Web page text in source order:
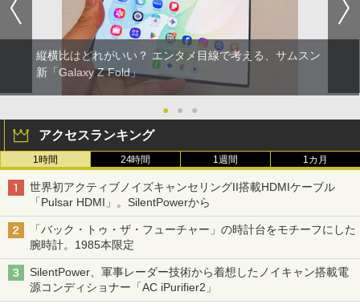
縦横比はどれがいい？ エンタメ目線で考える、サムスン
新「Galaxy Z Fold」
● ● ●
アクセスランキング
1時間 24時間 1週間 1カ月
世界初アクティブノイズキャンセリングII搭載HDMIケーブル
「Pulsar HDMI」。SilentPowerから
「バック・トゥ・ザ・フューチャー」の時計台をモチーフにした
腕時計。1985本限定
SilentPower、軍事レーダー技術から着想したノイキャン搭載電
源コンディショナー「AC iPurifier2」